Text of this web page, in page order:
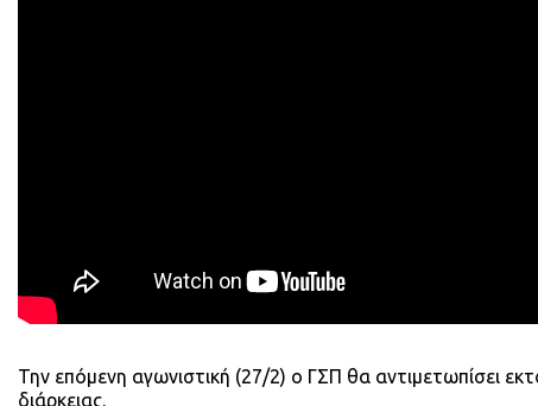
Την επόμενη αγωνιστική (27/2) ο ΓΣΠ θα αντιμετωπίσει
διάρκειας.